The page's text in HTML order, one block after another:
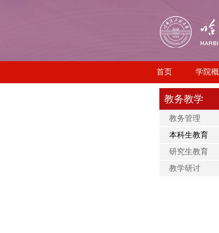
首页 学院
教务教学
教务管理
本科生教育
研究生教育
教学研讨